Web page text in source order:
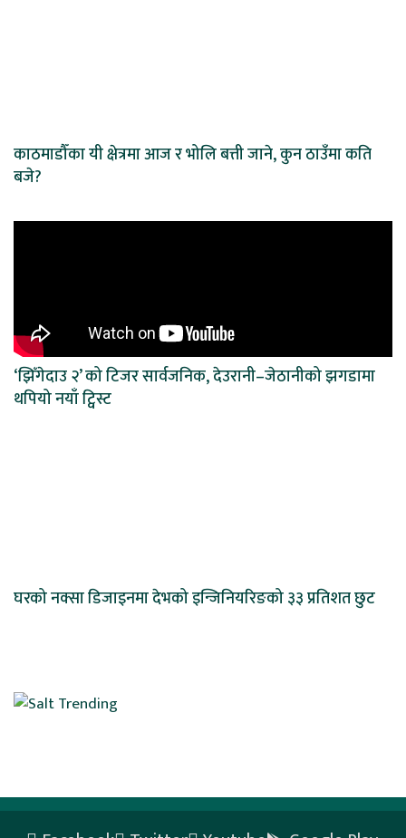
काठमाडौँका यी क्षेत्रमा आज र भोलि बत्ती जाने, कुन ठाउँमा कति
बजे?
‘झिँगेदाउ २’ को टिजर सार्वजनिक, देउरानी–जेठानीको झगडामा
थपियो नयाँ ट्विस्ट
घरको नक्सा डिजाइनमा देभको इन्जिनियरिङको ३३ प्रतिशत छुट